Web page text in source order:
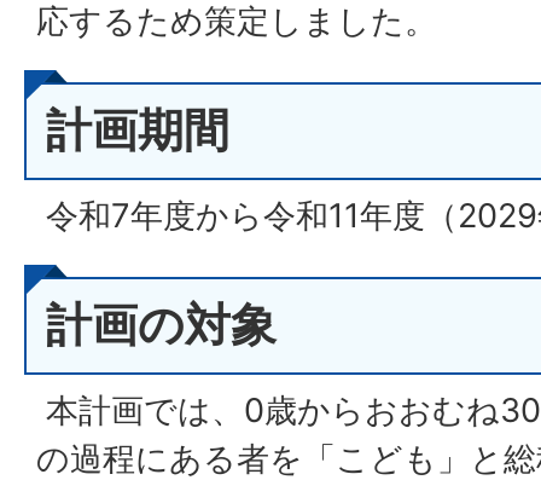
応するため策定しました。
計画期間
令和7年度から令和11年度（
計画の対象
本計画では、0歳からおおむね
の過程にある者を「こども」と